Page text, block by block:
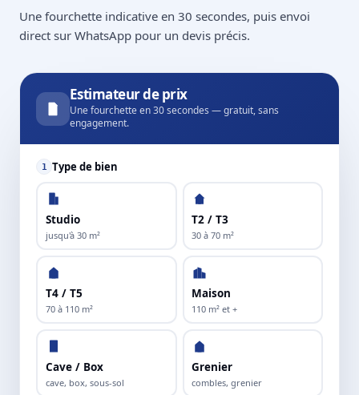
Une fourchette indicative en 30 secondes, puis envoi
direct sur WhatsApp pour un devis précis.
Estimateur de prix
Une fourchette en 30 secondes — gratuit, sans
engagement.
1 Type de bien
Studio
jusqu'à 30 m²
T2 / T3
30 à 70 m²
T4 / T5
70 à 110 m²
Maison
110 m² et +
Cave / Box
cave, box, sous-sol
Grenier
combles, grenier